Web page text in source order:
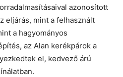
azonosított
eljárás, mint a felhasznált
a hagyományos
az Alan kerékpárok a
el, kedvező árú